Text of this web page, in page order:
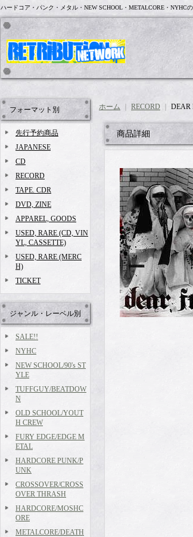
ハードコア・パンク・メタル・NEW SCHOOL・METALCORE・NYHC
フォーマット別
先行予約商品
JAPANESE
CD
RECORD
TAPE. CDR
DVD, ZINE
APPAREL, GOODS
USED, RARE (CD, VIN
YL, CASSETTE)
USED, RARE (MERC
H)
TICKET
ジャンル・レーベル別
SALE!!
NYHC
NEW SCHOOL/90's ST
YLE
TUFFGUY/BEATDOW
N
OLD SCHOOL/YOUT
H CREW
FURY EDGE/EDGE M
ETAL
HARDCORE PUNK/P
UNK
CROSSOVER/CROSS
OVER THRASH
HARDCORE/MOSHC
ORE
METALCORE/DEATH
ホーム RECORD DEAR
商品詳細